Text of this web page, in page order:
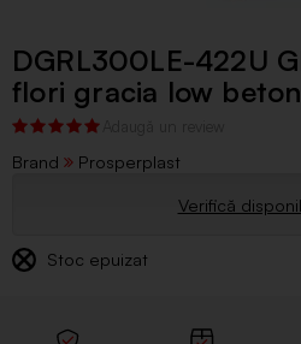
DGRL300LE-422U
flori gracia low
Brand
Prosperplast
Verifică
Stoc epuizat